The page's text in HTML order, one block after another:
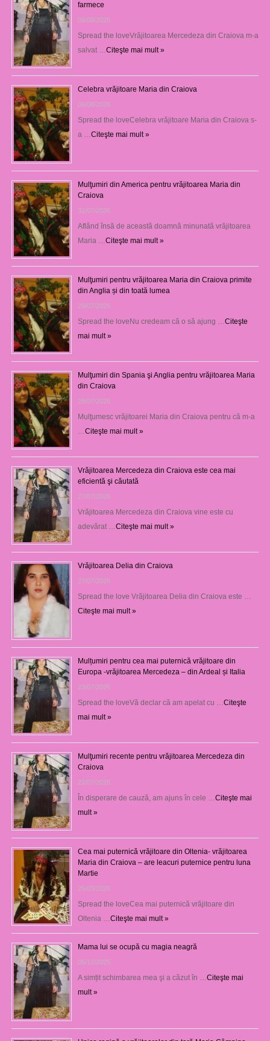
farmece
06/08/2026
Spread the loveVrăjitoarea Mercedeza din Craiova m-a
salvat …Citeşte mai mult »
Celebra vrăjitoare Maria din Craiova
06/08/2026
Spread the loveCelebra vrăjitoare Maria din Craiova s-
a …Citeşte mai mult »
Mulţumiri din America pentru vrăjitoarea Maria din
Craiova
31/07/2026
Aflând însă de această doamnă minunată vrăjitoarea
Maria …Citeşte mai mult »
Mulţumiri pentru vrăjitoarea Maria din Craiova primite
din Anglia și din toată lumea
29/07/2026
Spread the loveNu credeam că o să ajung …Citeşte
mai mult »
Mulţumiri din Spania şi Anglia pentru vrăjitoarea Maria
din Craiova
28/07/2026
Mulţumesc vrăjitoarei Maria din Craiova pentru că m-a
…Citeşte mai mult »
Vrăjitoarea Mercedeza din Craiova este cea mai
eficientă şi căutată
27/07/2026
Vrăjitoarea Mercedeza din Craiova vine este cu
adevărat …Citeşte mai mult »
Vrăjitoarea Delia din Craiova
27/07/2026
Spread the love Vrăjitoarea Delia din Craiova este …
Citeşte mai mult »
Mulțumiri pentru cea mai puternică vrăjitoare din
Europa -vrăjitoarea Mercedeza – din Ardeal și Italia
23/07/2026
Spread the loveVă declar că am apelat cu …Citeşte
mai mult »
Mulţumiri recente pentru vrăjitoarea Mercedeza din
Craiova
22/07/2026
În disperare de cauză, am ajuns în cele …Citeşte mai
mult »
Cea mai puternică vrăjitoare din Oltenia- vrăjitoarea
Maria din Craiova – are leacuri puternice pentru luna
Martie
25/03/2026
Spread the loveCea mai puternică vrăjitoare din
Oltenia …Citeşte mai mult »
Mama lui se ocupă cu magia neagră
05/12/2025
A simțit schimbarea mea şi a căzut în …Citeşte mai
mult »